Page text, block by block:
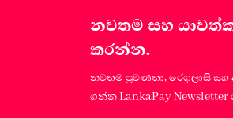
නවතම සහ
කරන්න.
නවතම ප්‍රවණතා, රෙගුලාසි
ගන්න LankaPay